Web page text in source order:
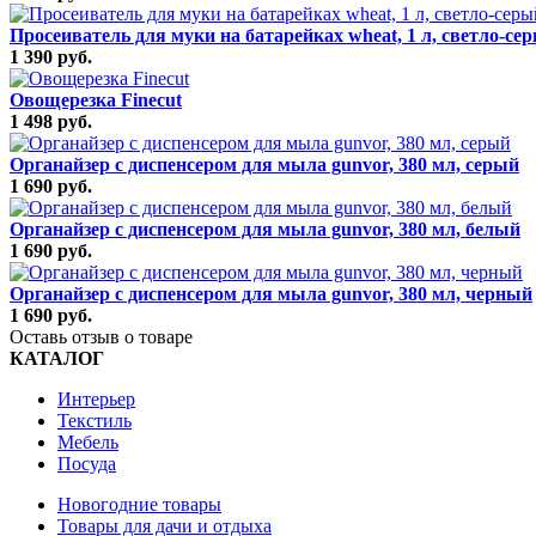
Просеиватель для муки на батарейках wheat, 1 л, светло-
1 390 руб.
Овощерезка Finecut
1 498 руб.
Органайзер с диспенсером для мыла gunvor, 380 мл, серый
1 690 руб.
Органайзер с диспенсером для мыла gunvor, 380 мл, белый
1 690 руб.
Органайзер с диспенсером для мыла gunvor, 380 мл, черный
1 690 руб.
Оставь отзыв о товаре
КАТАЛОГ
Интерьер
Текстиль
Мебель
Посуда
Новогодние товары
Товары для дачи и отдыха